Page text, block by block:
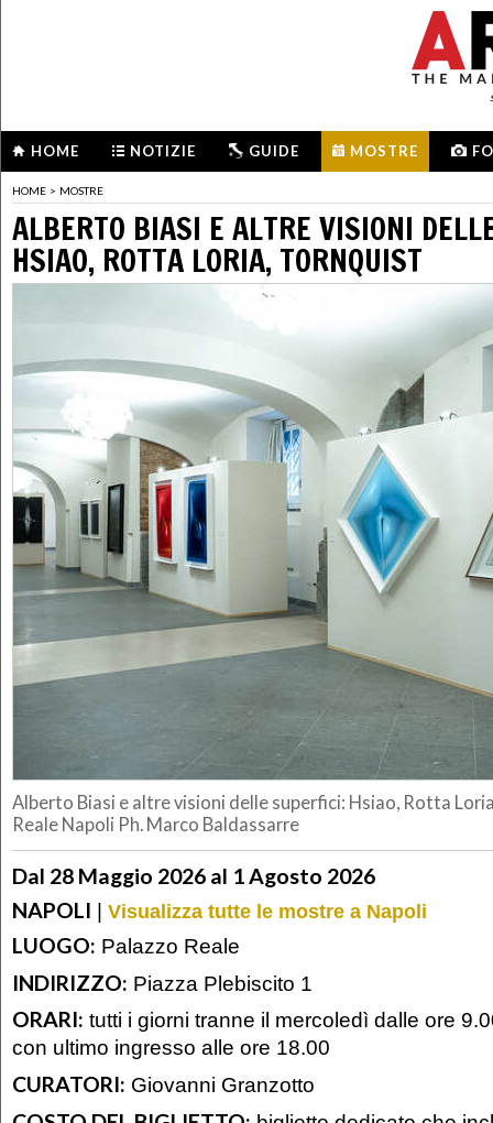
HOME NOTIZIE GUIDE MOSTRE
HOME > MOSTRE
ALBERTO BIASI E ALTRE VISIONI
HSIAO, ROTTA LORIA, TORNQUIST
Alberto Biasi e altre visioni delle superfici: Hsiao, Rotta
Reale Napoli Ph. Marco Baldassarre
Dal 28 Maggio 2026 al 1 Agosto 2026
NAPOLI | Visualizza tutte le mostre a Napoli
LUOGO: Palazzo Reale
INDIRIZZO: Piazza Plebiscito 1
ORARI: tutti i giorni tranne il mercoledì dalle ore
con ultimo ingresso alle ore 18.00
CURATORI: Giovanni Granzotto